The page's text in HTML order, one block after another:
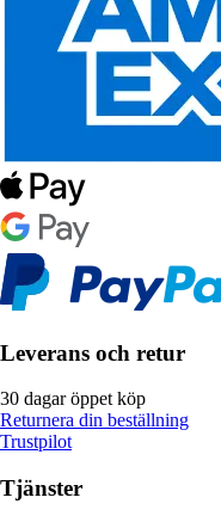
Leverans och retur
30 dagar öppet köp
Returnera din beställning
Trustpilot
Tjänster